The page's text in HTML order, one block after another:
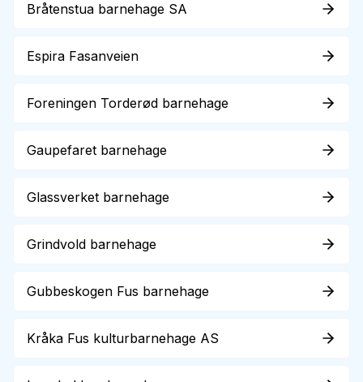
Bråtenstua barnehage SA
Espira Fasanveien
Foreningen Torderød barnehage
Gaupefaret barnehage
Glassverket barnehage
Grindvold barnehage
Gubbeskogen Fus barnehage
Kråka Fus kulturbarnehage AS